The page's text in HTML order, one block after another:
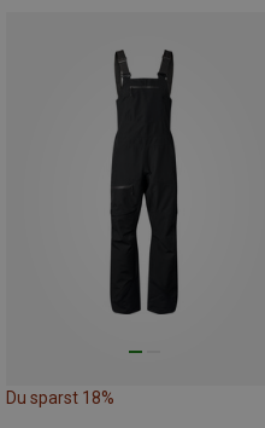
Du sparst 18%